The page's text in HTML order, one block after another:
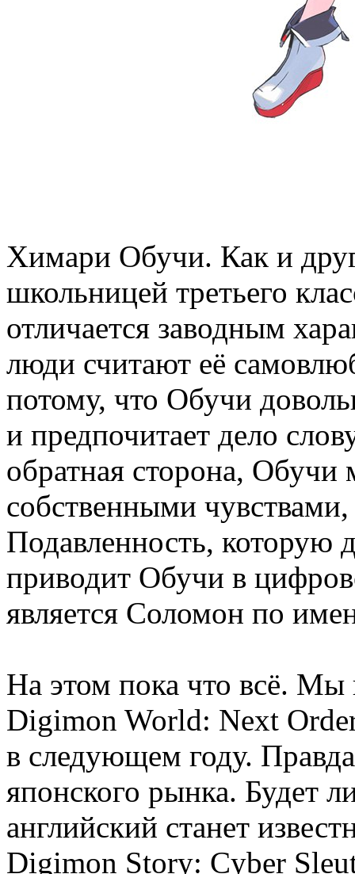
Химари Обучи. Как и
школьницей третьего
отличается заводным
люди считают её
потому, что Обучи
и предпочитает дело
обратная сторона, Обучи
собственными
Подавленность, которую
приводит Обучи в
является Соломон по
На этом пока что всё. Мы
Digimon World: Next
в следующем году.
японского рынка. Будет
английский станет
Digimon Story: Cyber